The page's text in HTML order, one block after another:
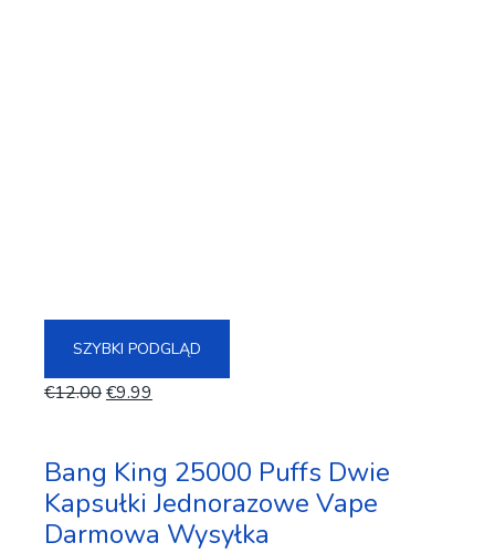
SZYBKI PODGLĄD
€12.00€9.99
Bang King 25000 Puffs Dwie
Kapsułki Jednorazowe Vape
Darmowa Wysyłka